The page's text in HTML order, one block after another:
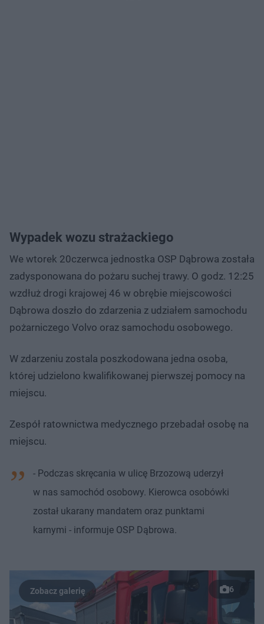
Wypadek wozu strażackiego
We wtorek 20czerwca jednostka OSP Dąbrowa została
zadysponowana do pożaru suchej trawy. O godz. 12:25
wzdłuż drogi krajowej 46 w obrębie miejscowości
Dąbrowa doszło do zdarzenia z udziałem samochodu
pożarniczego Volvo oraz samochodu osobowego.
W zdarzeniu zostala poszkodowana jedna osoba,
której udzielono kwalifikowanej pierwszej pomocy na
miejscu.
Zespół ratownictwa medycznego przebadał osobę na
miejscu.
- Podczas skręcania w ulicę Brzozową uderzył
w nas samochód osobowy. Kierowca osobówki
został ukarany mandatem oraz punktami
karnymi - informuje OSP Dąbrowa.
6